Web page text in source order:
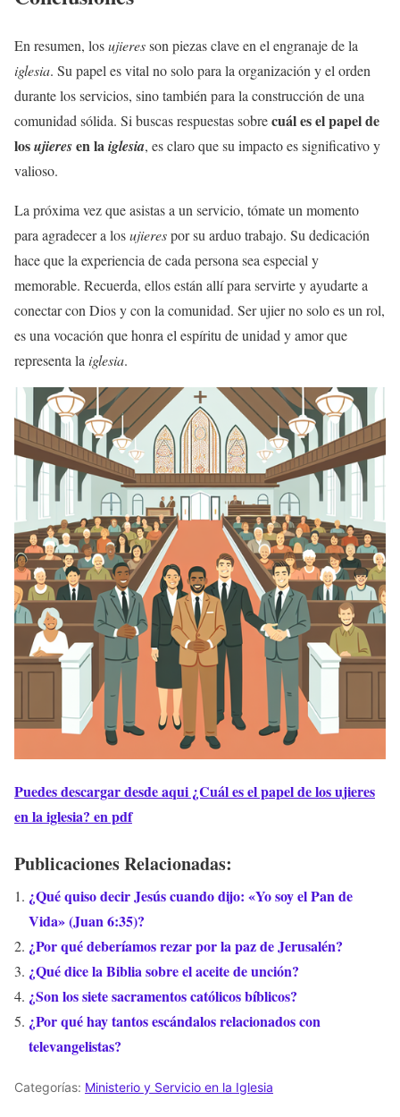
En resumen, losujieresson piezas clave en el engranaje de la
iglesia. Su papel es vital no solo para la organización y el orden
durante los servicios, sino también para la construcción de una
comunidad sólida. Si buscas respuestas sobrecuál es el papel de
losujieresen laiglesia, es claro que su impacto es significativo y
valioso.
La próxima vez que asistas a un servicio, tómate un momento
para agradecer a losujierespor su arduo trabajo. Su dedicación
hace que la experiencia de cada persona sea especial y
memorable. Recuerda, ellos están allí para servirte y ayudarte a
conectar con Dios y con la comunidad. Ser ujier no solo es un rol,
es una vocación que honra el espíritu de unidad y amor que
representa la iglesia.
Puedes descargar desde aqui ¿Cuál es el papel de los ujieres
en la iglesia? en pdf
Publicaciones Relacionadas:
¿Qué quiso decir Jesús cuando dijo: «Yo soy el Pan de
Vida» (Juan 6:35)?
¿Por qué deberíamos rezar por la paz de Jerusalén?
¿Qué dice la Biblia sobre el aceite de unción?
¿Son los siete sacramentos católicos bíblicos?
¿Por qué hay tantos escándalos relacionados con
televangelistas?
Categorías: Ministerio y Servicio en la Iglesia